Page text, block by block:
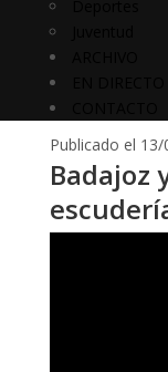
Publicado el
Badajoz